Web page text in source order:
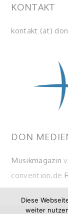
KONTAKT
kontakt (at)
DON
Musikmagazin
convention.de
Diese
weiter